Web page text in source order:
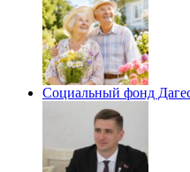
Социальный фонд